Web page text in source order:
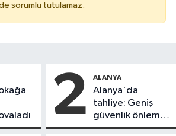
sorumlu tutulamaz.
2 ALANYA
Alanya'da
tahliye: Geniş
güvenlik önlemi
alındı